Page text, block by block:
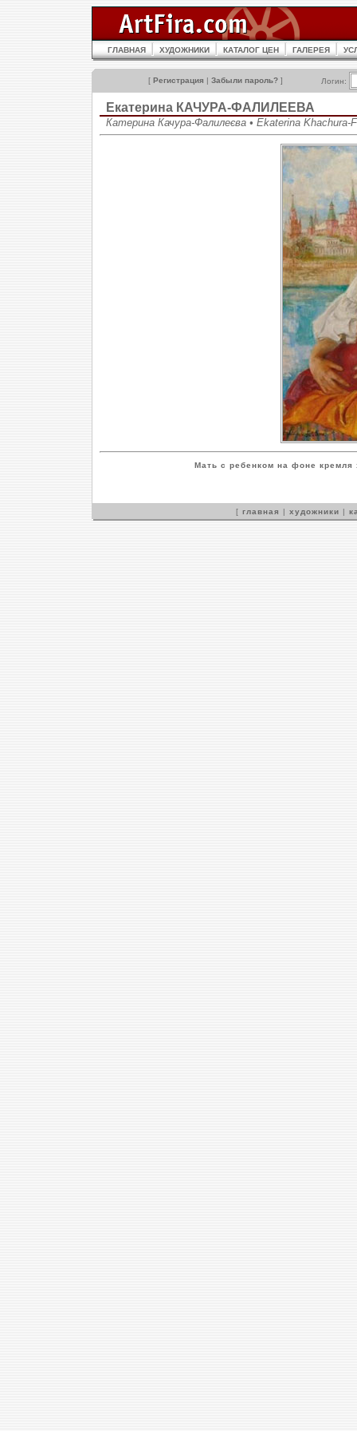
ГЛАВНАЯ ХУДОЖНИКИ КАТАЛОГ ЦЕН ГАЛЕРЕЯ
[ Регистрация | Забыли пароль? ] Логин:
Екатерина КАЧУРА-ФАЛИЛЕЕВА
Катерина Качура-Фалилеєва • Ekaterina Khachura-
Мать с ребенком на фоне кремля
[ главная | художники |